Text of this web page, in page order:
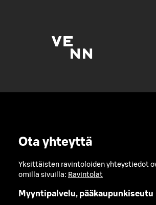
Ota yhteyttä
Yksittäisten ravintoloiden yhteystiedot
omilla sivuilla: Ravintolat
Myyntipalvelu, pääkaupunkiseutu